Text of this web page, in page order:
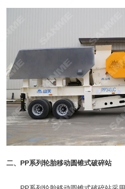
二、PP系列轮胎移动圆锥式破碎站